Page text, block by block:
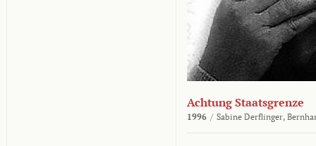
Achtung Staatsgrenze
1996 / Sabine Derflinger,